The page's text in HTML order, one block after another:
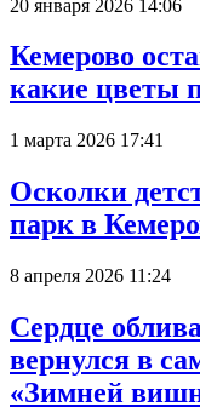
20 января 2026 14:06
Кемерово
какие цветы
1 марта 2026 17:41
Осколки
парк в
8 апреля 2026 11:24
Сердце
вернулся в
«Зимней